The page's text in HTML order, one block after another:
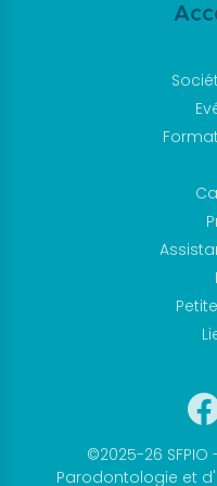
©2025-26
Parodontologie et
Rejoignez-